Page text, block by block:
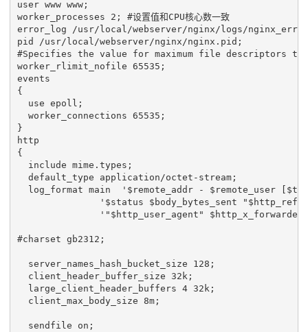
user www www;
worker_processes 2; #设置值和CPU核心数一致
error_log /usr/local/webserver/nginx/logs/
pid /usr/local/webserver/nginx/nginx.pid;
#Specifies the value for maximum file descriptors
worker_rlimit_nofile 65535;
events
{
use epoll;
worker_connections 65535;
}
http
{
include mime.types;
default_type application/octet-stream;
log_format main  '$remote_addr - $remote_user
'$status $body_bytes_sent
'"$http_user_agent"
#charset gb2312;
server_names_hash_bucket_size 128;
client_header_buffer_size 32k;
large_client_header_buffers 4 32k;
client_max_body_size 8m;
sendfile on;